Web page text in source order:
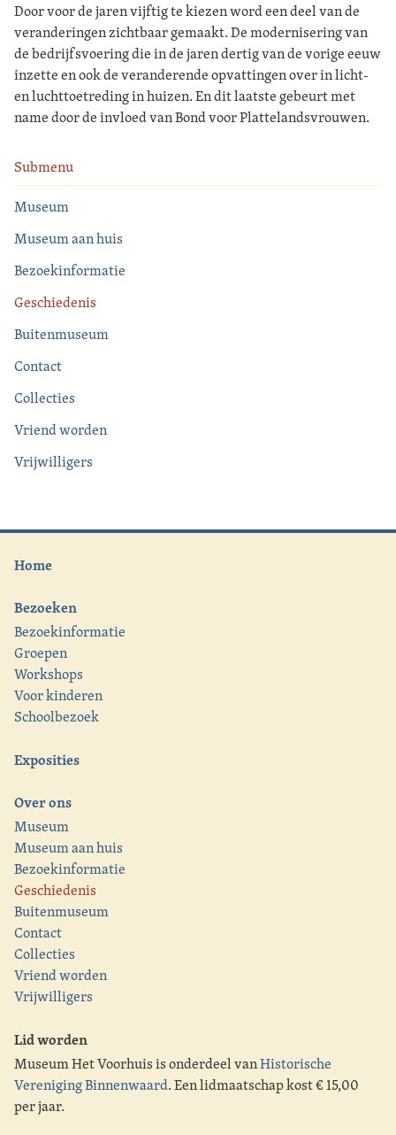
Door voor de jaren vijftig te kiezen word een deel van de
veranderingen zichtbaar gemaakt. De modernisering van
de bedrijfsvoering die in de jaren dertig van de vorige eeuw
inzette en ook de veranderende opvattingen over in licht-
en luchttoetreding in huizen. En dit laatste gebeurt met
name door de invloed van Bond voor Plattelandsvrouwen.
Submenu
Museum
Museum aan huis
Bezoekinformatie
Geschiedenis
Buitenmuseum
Contact
Collecties
Vriend worden
Vrijwilligers
Home
Bezoeken
Bezoekinformatie
Groepen
Workshops
Voor kinderen
Schoolbezoek
Exposities
Over ons
Museum
Museum aan huis
Bezoekinformatie
Geschiedenis
Buitenmuseum
Contact
Collecties
Vriend worden
Vrijwilligers
Lid worden
Museum Het Voorhuis is onderdeel vanHistorische
Vereniging Binnenwaard. Een lidmaatschap kost € 15,00
per jaar.